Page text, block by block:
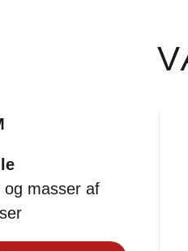
og masser af